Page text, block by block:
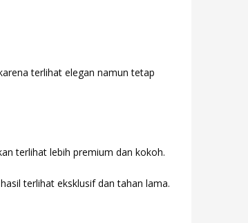
terlihat elegan namun tetap
terlihat lebih premium dan kokoh.
terlihat eksklusif dan tahan lama.